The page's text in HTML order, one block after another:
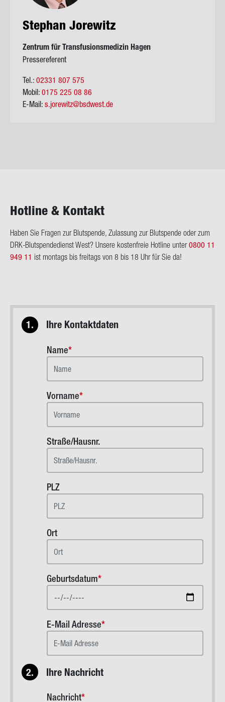
Ste­phan Jo­re­witz
Zen­trum für Trans­fu­si­ons­me­di­zin Hagen
Pressereferent
Tel.: 02331 807 575
Mobil: 0175 225 08 86
E-Mail: s.jorewitz@bsdwest.de
Hot­line & Kon­takt
Haben Sie Fra­gen zur Blut­spen­de, Zu­las­sung zur Blut­spen­de oder zum
DRK-​Blut­spen­de­dienst West? Un­se­re kos­ten­freie Hot­line unter0800 11
949 11 ist mon­tags bis frei­tags von 8 bis 18 Uhr für Sie da!
1. Ihre Kontaktdaten
Name
Vorname
Straße/Hausnr.
PLZ
Ort
Geburtsdatum
E-Mail Adresse
2. Ihre Nachricht
Nachricht